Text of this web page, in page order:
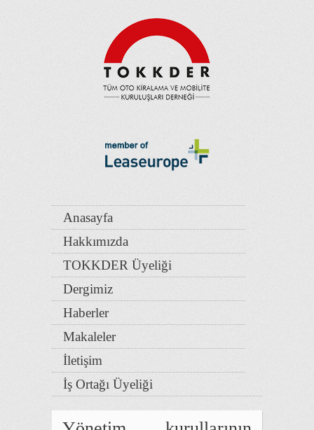
Anasayfa
Hakkımızda
TOKKDER Üyeliği
Dergimiz
Haberler
Makaleler
İletişim
İş Ortağı Üyeliği